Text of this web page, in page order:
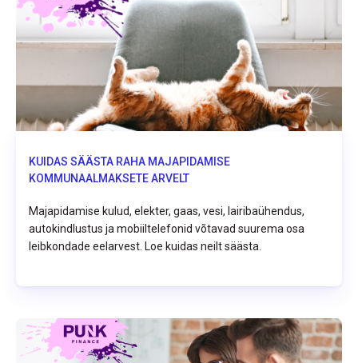
KUIDAS SÄÄSTA RAHA MAJAPIDAMISE
KOMMUNAALMAKSETE ARVELT
Majapidamise kulud, elekter, gaas, vesi, lairibaühendus,
autokindlustus ja mobiiltelefonid võtavad suurema osa
leibkondade eelarvest. Loe kuidas neilt säästa.